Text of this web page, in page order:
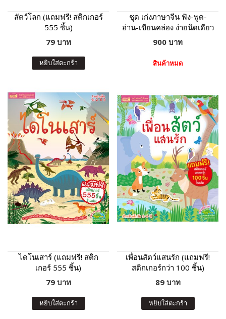
สัตว์โลก (แถมฟรี! สติกเกอร์
555 ชิ้น)
79 บาท
หยิบใส่ตะกร้า
ชุด เก่งภาษาจีน ฟัง-พูด-
อ่าน-เขียนคล่อง ง่ายนิดเดียว
900 บาท
สินค้าหมด
ไดโนเสาร์ (แถมฟรี! สติก
เกอร์ 555 ชิ้น)
79 บาท
หยิบใส่ตะกร้า
เพื่อนสัตว์แสนรัก (แถมฟรี!
สติกเกอร์กว่า 100 ชิ้น)
89 บาท
หยิบใส่ตะกร้า